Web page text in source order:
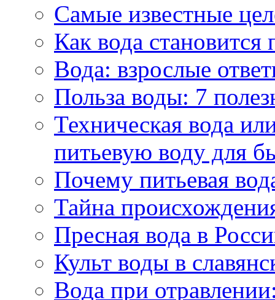
Самые известные
Как вода становится
Вода: взрослые
Польза воды: 7
Техническая вода
питьевую воду для
Почему питьевая
Тайна
Пресная вода в
Культ воды в
Вода при